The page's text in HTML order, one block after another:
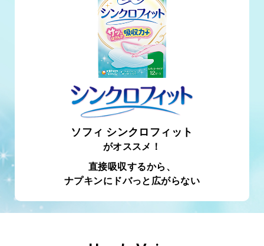
ソフィ シンクロフィット
がオススメ！
直接吸収するから、
ナプキンにドバっと広がらない